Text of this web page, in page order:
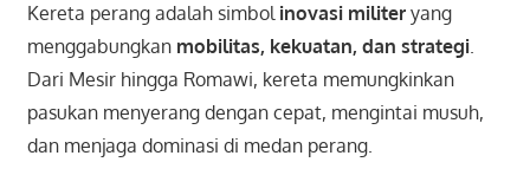
Kereta perang adalah simbol inovasi militeryang
menggabungkan mobilitas, kekuatan, dan strategi.
Dari Mesir hingga Romawi, kereta memungkinkan
pasukan menyerang dengan cepat, mengintai musuh,
dan menjaga dominasi di medan perang.